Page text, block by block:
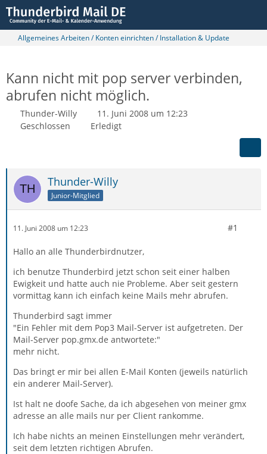
Allgemeines Arbeiten / Konten einrichten / Installation & Update
Kann nicht mit pop server verbinden,
abrufen nicht möglich.
Thunder-Willy
11. Juni 2008 um 12:23
Geschlossen
Erledigt
Thunder-Willy
Junior-Mitglied
11. Juni 2008 um 12:23 #1
Hallo an alle Thunderbirdnutzer,
ich benutze Thunderbird jetzt schon seit einer halben
Ewigkeit und hatte auch nie Probleme. Aber seit gestern
vormittag kann ich einfach keine Mails mehr abrufen.
Thunderbird sagt immer
"Ein Fehler mit dem Pop3 Mail-Server ist aufgetreten. Der
Mail-Server pop.gmx.de antwortete:"
mehr nicht.
Das bringt er mir bei allen E-Mail Konten (jeweils natürlich
ein anderer Mail-Server).
Ist halt ne doofe Sache, da ich abgesehen von meiner gmx
adresse an alle mails nur per Client rankomme.
Ich habe nichts an meinen Einstellungen mehr verändert,
seit dem letzten richtigen Abrufen.